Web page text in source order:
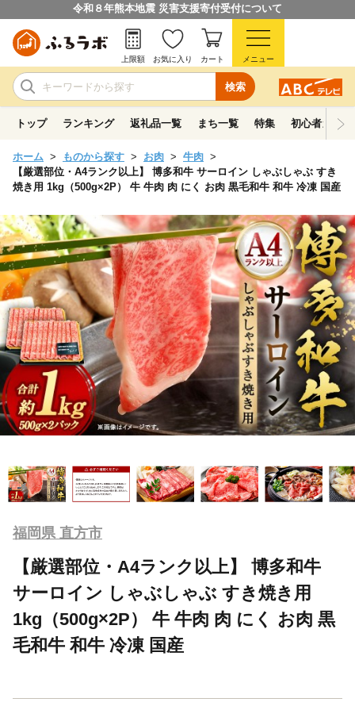
令和８年熊本地震 災害支援寄付受付について
検索
上限額 お気に入り カート メニュー
トップ ランキング 返礼品一覧 まち一覧 特集 初心者ガイド
ホーム ものから探す お肉
牛肉
【厳選部位・A4ランク以上】 博多和牛 サーロイン しゃぶしゃぶ すき
焼き用 1kg（500g×2P） 牛 牛肉 肉 にく お肉 黒毛和牛 和牛 冷凍 国産
福岡県 直方市
【厳選部位・A4ランク以上】 博多和牛
サーロイン しゃぶしゃぶ すき焼き用
1kg（500g×2P） 牛 牛肉 肉 にく お肉 黒
毛和牛 和牛 冷凍 国産